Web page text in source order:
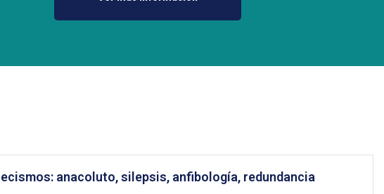
anacoluto, silepsis, anfibología, redundancia